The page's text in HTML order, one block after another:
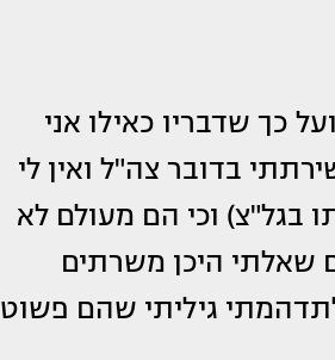
כך שדבריו כאילו אני
בדובר צה"ל ואין לי
בגל"צ) וכי הם מעולם לא
שאלתי היכן משרתים
גיליתי שהם פשוט